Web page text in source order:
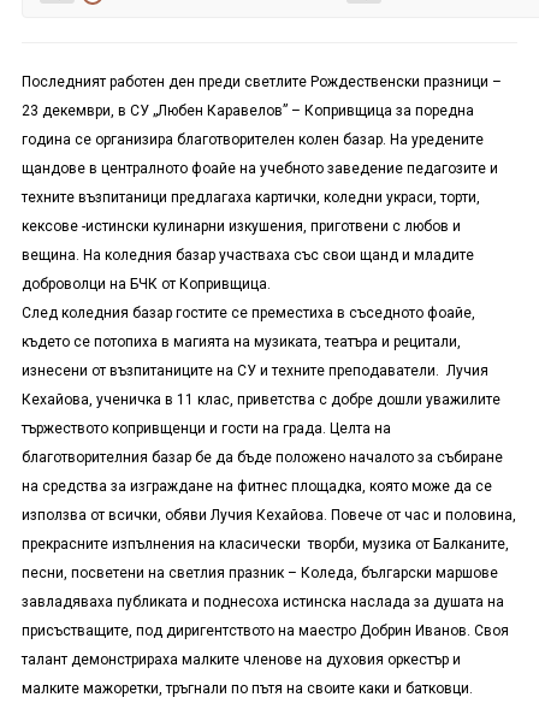
Последният работен ден преди светлите Рождественски празници –
23 декември, в СУ „Любен Каравелов” – Копривщица за поредна
година се организира благотворителен колен базар. На уредените
щандове в централното фоайе на учебното заведение педагозите и
техните възпитаници предлагаха картички, коледни украси, торти,
кексове -истински кулинарни изкушения, приготвени с любов и
вещина. На коледния базар участваха със свои щанд и младите
доброволци на БЧК от Копривщица.
След коледния базар гостите се преместиха в съседното фоайе,
където се потопиха в магията на музиката, театъра и рецитали,
изнесени от възпитаниците на СУ и техните преподаватели. Лучия
Кехайова, ученичка в 11 клас, приветства с добре дошли уважилите
тържеството копривщенци и гости на града. Целта на
благотворителния базар бе да бъде положено началото за събиране
на средства за изграждане на фитнес площадка, която може да се
използва от всички, обяви Лучия Кехайова. Повече от час и половина,
прекрасните изпълнения на класически творби, музика от Балканите,
песни, посветени на светлия празник – Коледа, български маршове
завладяваха публиката и поднесоха истинска наслада за душата на
присъстващите, под диригентството на маестро Добрин Иванов. Своя
талант демонстрираха малките членове на духовия оркестър и
малките мажоретки, тръгнали по пътя на своите каки и батковци.